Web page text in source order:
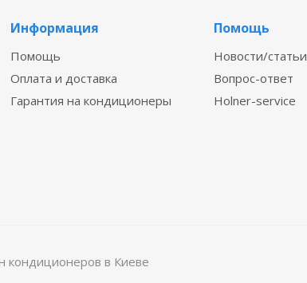
Информация
Помощь
Оплата и доставка
Гарантия на кондиционеры
Помощь
Новости/статьи
Вопрос-ответ
Holner-service
кондиционеров в Киеве